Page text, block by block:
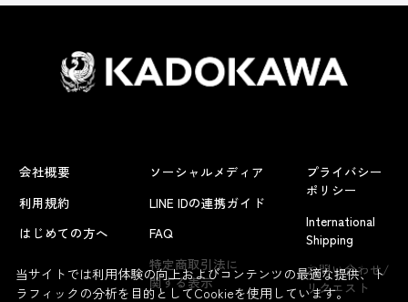
よくあるお問い合わせ
会社概要
利用規約
はじめての方へ
ソーシャルメディア
LINE IDの連携ガイド
FAQ
特定商取引法に
関する表示
プライバシー
ポリシー
International
Shipping
お問い合わせ/
リクエスト
当サイトでは利用体験の向上およびコンテンツの最適な提供、ト
ラフィックの分析を目的としてCookieを使用しています。